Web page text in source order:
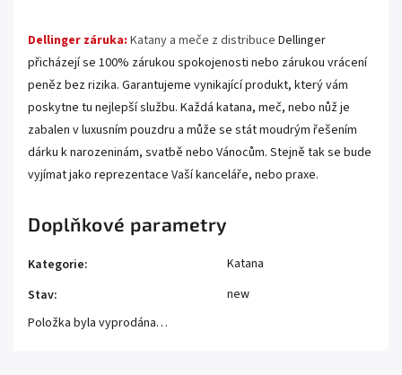
Dellinger záruka: Katany a meče z distribuce Dellinger
přicházejí se 100% zárukou spokojenosti nebo zárukou vrácení
peněz bez rizika. Garantujeme vynikající produkt, který vám
poskytne tu nejlepší službu. Každá katana, meč, nebo nůž je
zabalen v luxusním pouzdru a může se stát moudrým řešením
dárku k narozeninám, svatbě nebo Vánocům. Stejně tak se bude
vyjímat jako reprezentace Vaší kanceláře, nebo praxe.
Doplňkové parametry
Kategorie:
Katana
Stav:
new
Položka byla vyprodána…